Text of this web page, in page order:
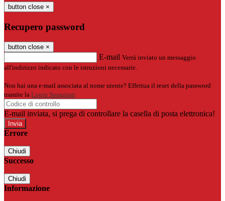
button close ×
Recupero password
button close ×
E-mail Verrà inviato un messaggio
all'indirizzo indicato con le istruzioni necessarie.
Non hai una e-mail associata al nome utente? Effettua il reset della password
tramite la Login Spaggiari
E-mail inviata, si prega di controllare la casella di posta elettronica!
Errore
Chiudi
Successo
Chiudi
Informazione